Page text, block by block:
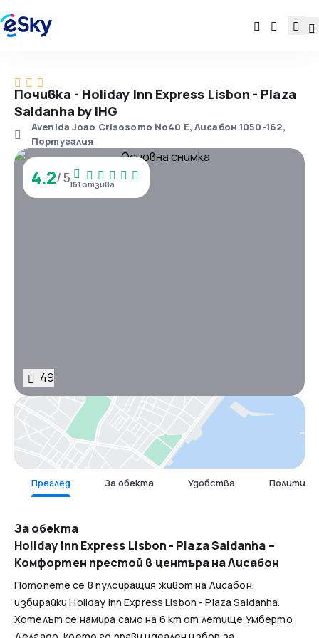
Почивка - Holiday Inn Express Lisbon - Plaza
Saldanha by IHG
Avenida Joao Crisosomo No40 E, Лисабон 1050-162,
Португалия
4.2/ 5161 отзива
49
Карта
Преглед За обекта Удобства Политика
За обекта
Holiday Inn Express Lisbon - Plaza Saldanha –
Комфортен престой в центъра на Лисабон
Потопете се в пулсиращия живот на Лисабон,
избирайки Holiday Inn Express Lisbon - Plaza Saldanha.
Хотелът се намира само на 6 km от летище Умберто